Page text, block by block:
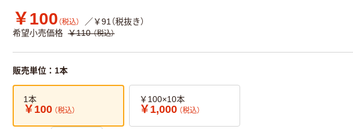
￥100 （税込）
／￥91（税抜き）
希望小売価格 ￥110 （税込）
販売単位：1本
1本
￥100 （税込）
￥100×10本
￥1,000 （税込）